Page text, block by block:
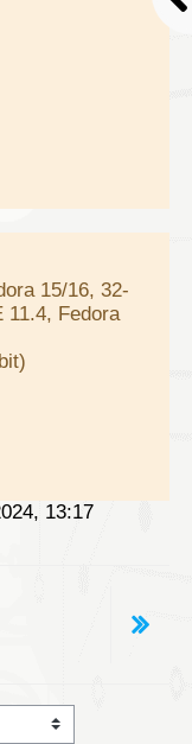
15/16, 32-
11.4, Fedora
13:17